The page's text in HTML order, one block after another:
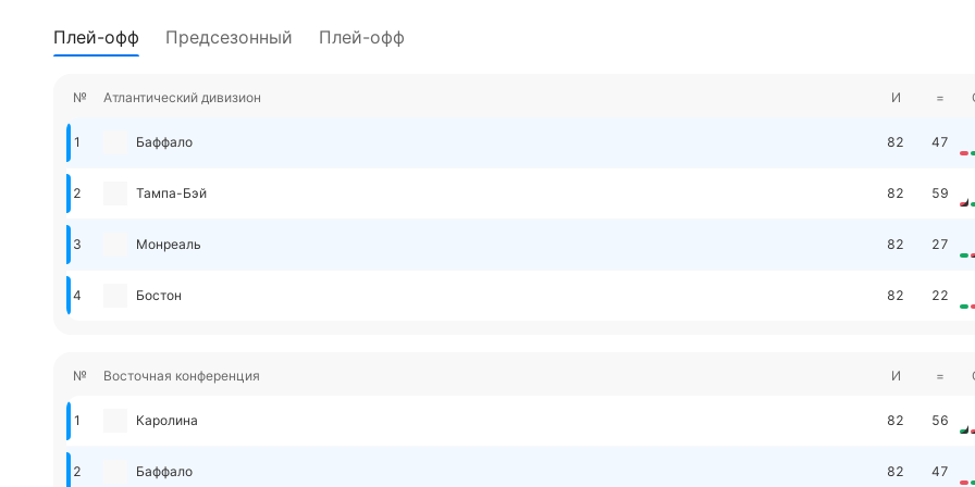
Плей-офф Предсезонный Плей-офф
№ Атлантический дивизион И =
1 Баффало 82 47
2 Тампа-Бэй 82 59
3 Монреаль 82 27
4 Бостон 82 22
№ Восточная конференция И =
1 Каролина 82 56
2 Баффало 82 47